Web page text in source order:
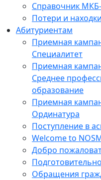
Справочник
Потери и находки
Абитуриентам
Приемная
Специалитет
Приемная
Среднее
образование
Приемная
Ординатура
Поступление в
Welcome to
Добро
Обращения